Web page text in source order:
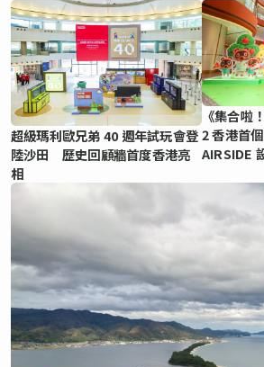
超級瑪利歐兄弟 40 週年試玩會登
陸沙田 歷史回顧牆首度香港亮
相
《集合啦
2 香港首
AIRSIDE